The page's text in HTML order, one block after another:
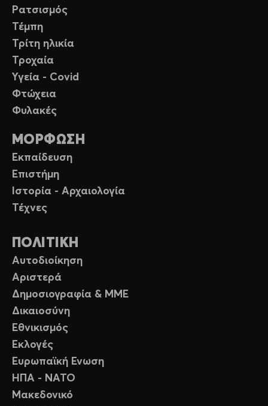
Ρατσισμός
Τέμπη
Τρίτη ηλικία
Τροχαία
Υγεία - Covid
Φτώχεια
Φυλακές
ΜΟΡΦΩΣΗ
Εκπαίδευση
Επιστήμη
Ιστορία - Αρχαιολογία
Τέχνες
ΠΟΛΙΤΙΚΗ
Αυτοδιοίκηση
Αριστερά
Δημοσιογραφία & ΜΜΕ
Δικαιοσύνη
Εθνικισμός
Εκλογές
Ευρωπαϊκή Ενωση
ΗΠΑ - ΝΑΤΟ
Μακεδονικό